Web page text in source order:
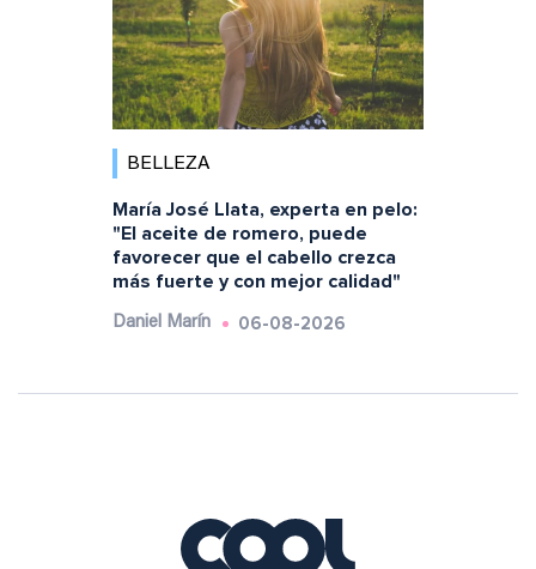
BELLEZA
María José Llata, experta en pelo:
"El aceite de romero, puede
favorecer que el cabello crezca
más fuerte y con mejor calidad"
Daniel Marín 06-08-2026